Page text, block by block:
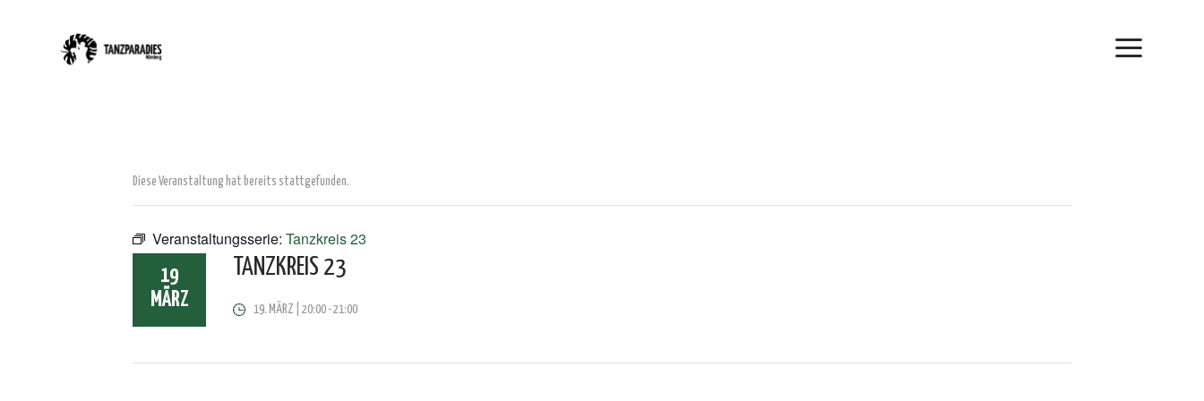
Diese Veranstaltung hat bereits stattgefunden.
Veranstaltungsserie: Tanzkreis 23
19
MÄRZ
TANZKREIS 23
19. MÄRZ | 20:00-21:00